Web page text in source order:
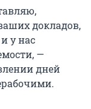
докладов,
у нас
—
дней